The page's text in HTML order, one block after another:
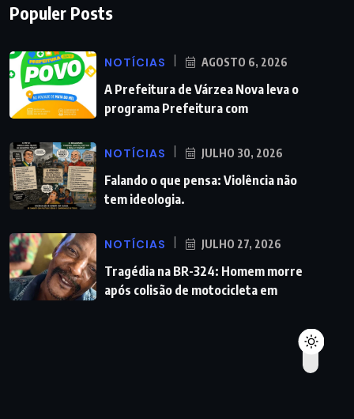
Populer Posts
NOTÍCIAS AGOSTO 6, 2026
A Prefeitura de Várzea Nova leva o
programa Prefeitura com
NOTÍCIAS JULHO 30, 2026
Falando o que pensa: Violência não
tem ideologia.
NOTÍCIAS JULHO 27, 2026
Tragédia na BR-324: Homem morre
após colisão de motocicleta em